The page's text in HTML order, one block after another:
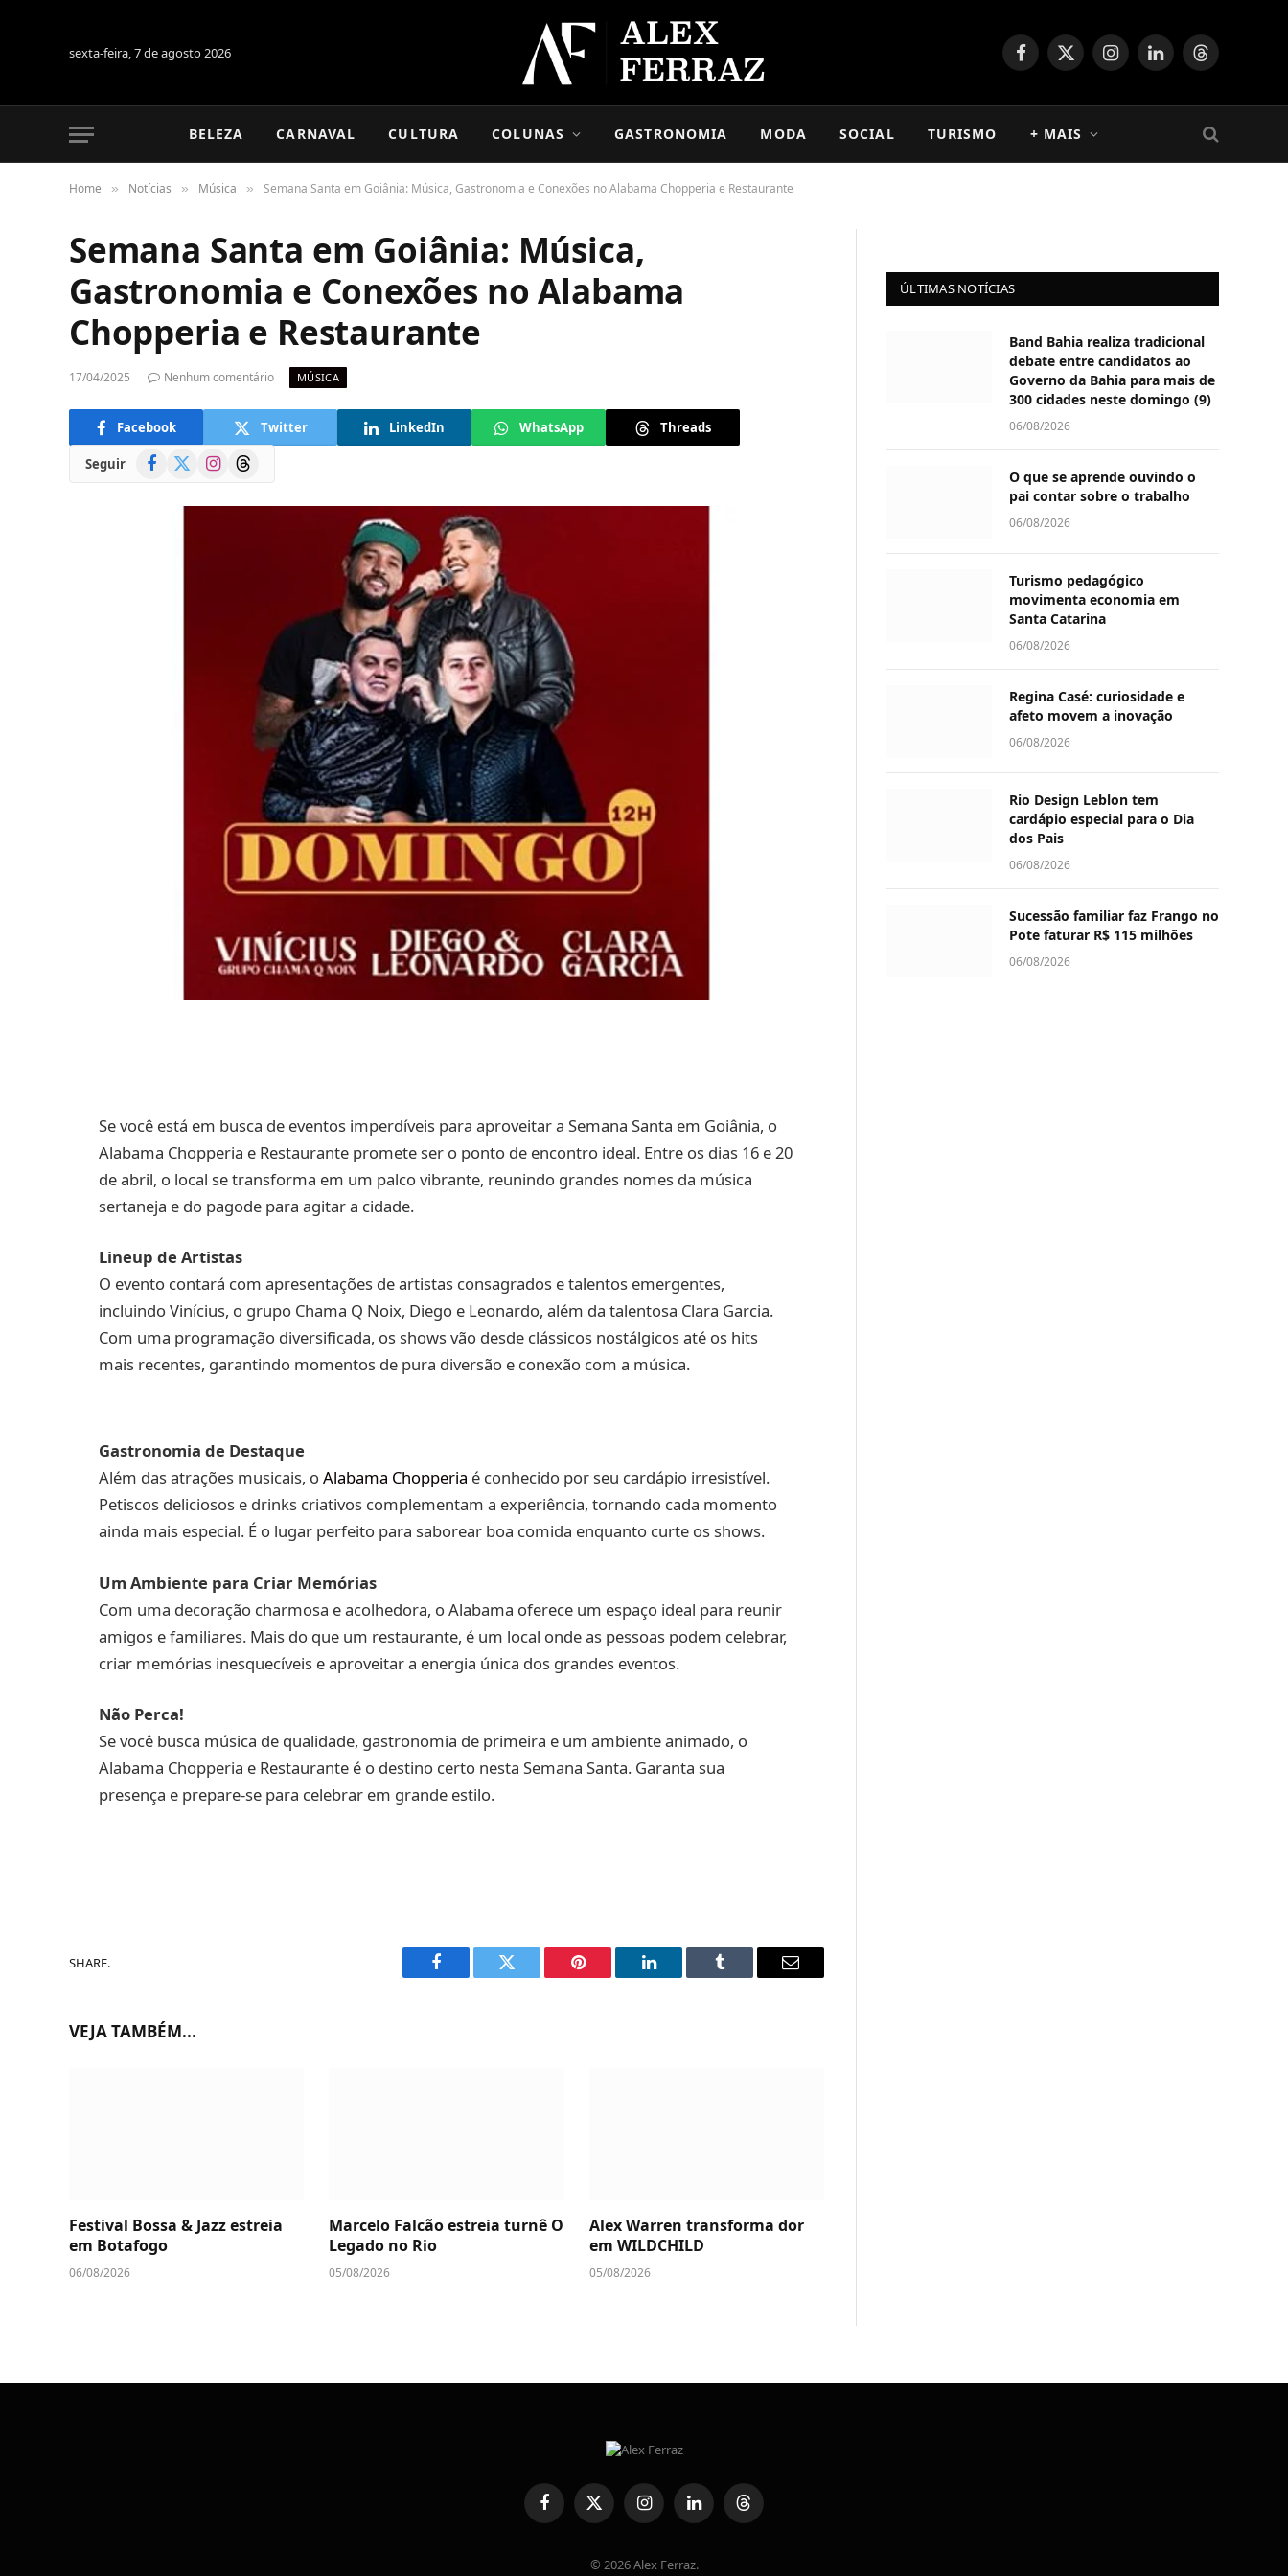
sexta-feira, 7 de agosto 2026 Facebook
X
InstagramLinkedInThreads
BELEZA CARNAVAL CULTURA COLUNAS GASTRONOMIA MODA SOCIAL TURISMO + MAIS
Home » Notícias » Música » Semana Santa em Goiânia: Música, Gastronomia e Conexões no Alabama Chopperia e Restaurante
Semana Santa em Goiânia: Música,
Gastronomia e Conexões no Alabama
Chopperia e Restaurante
17/04/2025 Nenhum comentário MÚSICA
Facebook Twitter LinkedIn WhatsApp Threads
Seguir Facebook
(Twitter)
InstagramThreads
Se você está em busca de eventos imperdíveis para aproveitar a Semana Santa em Goiânia, o
Alabama Chopperia e Restaurante promete ser o ponto de encontro ideal. Entre os dias 16 e 20
de abril, o local se transforma em um palco vibrante, reunindo grandes nomes da música
sertaneja e do pagode para agitar a cidade.
Lineup de Artistas
O evento contará com apresentações de artistas consagrados e talentos emergentes,
incluindo Vinícius, o grupo Chama Q Noix, Diego e Leonardo, além da talentosa Clara Garcia.
Com uma programação diversificada, os shows vão desde clássicos nostálgicos até os hits
mais recentes, garantindo momentos de pura diversão e conexão com a música.
Gastronomia de Destaque
Além das atrações musicais, oAlabama Chopperia é conhecido por seu cardápio irresistível.
Petiscos deliciosos e drinks criativos complementam a experiência, tornando cada momento
ainda mais especial. É o lugar perfeito para saborear boa comida enquanto curte os shows.
Um Ambiente para Criar Memórias
Com uma decoração charmosa e acolhedora, o Alabama oferece um espaço ideal para reunir
amigos e familiares. Mais do que um restaurante, é um local onde as pessoas podem celebrar,
criar memórias inesquecíveis e aproveitar a energia única dos grandes eventos.
Não Perca!
Se você busca música de qualidade, gastronomia de primeira e um ambiente animado, o
Alabama Chopperia e Restaurante é o destino certo nesta Semana Santa. Garanta sua
presença e prepare-se para celebrar em grande estilo.
SHARE.
Facebook Twitter Pinterest LinkedIn Tumblr Email
VEJA TAMBÉM...
Festival Bossa & Jazz estreia
em Botafogo
06/08/2026
Marcelo Falcão estreia turnê O
Legado no Rio
05/08/2026
Alex Warren transforma dor
em WILDCHILD
05/08/2026
ÚLTIMAS NOTÍCIAS
Band Bahia realiza tradicional
debate entre candidatos ao
Governo da Bahia para mais de
300 cidades neste domingo (9)
06/08/2026
O que se aprende ouvindo o
pai contar sobre o trabalho
06/08/2026
Turismo pedagógico
movimenta economia em
Santa Catarina
06/08/2026
Regina Casé: curiosidade e
afeto movem a inovação
06/08/2026
Rio Design Leblon tem
cardápio especial para o Dia
dos Pais
06/08/2026
Sucessão familiar faz Frango no
Pote faturar R$ 115 milhões
06/08/2026
FacebookX
(Twitter)
InstagramLinkedInThreads
© 2026 Alex Ferraz.